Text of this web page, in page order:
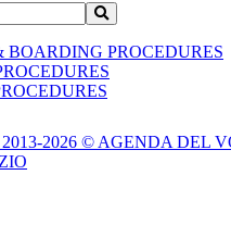
BOARDING PROCEDURES
2013-2026 © AGENDA DEL